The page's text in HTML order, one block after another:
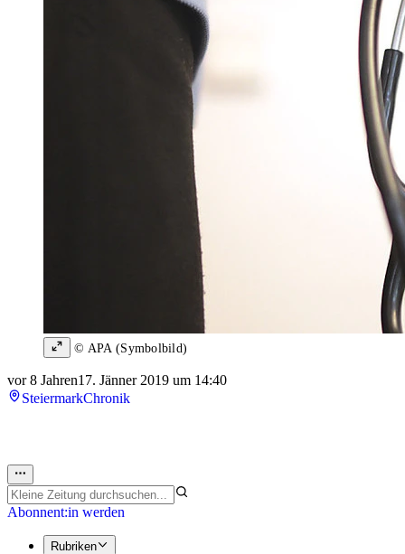
© APA (Symbolbild)
vor 8 Jahren17. Jänner 2019 um 14:40
SteiermarkChronik
Abonnent:in werden
Rubriken